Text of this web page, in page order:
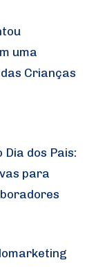
uma
Crianças
dos Pais:
para